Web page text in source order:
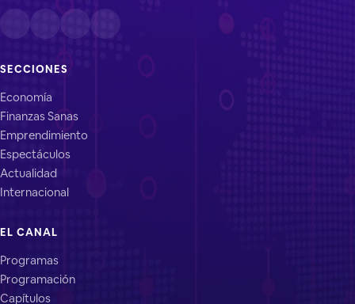
SECCIONES
Economía
Finanzas Sanas
Emprendimiento
Espectáculos
Actualidad
Internacional
EL CANAL
Programas
Programación
Capítulos